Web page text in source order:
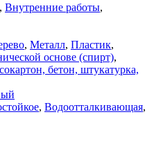
, Внутренние работы,
, Металл, Пластик,
основе (спирт),
бетон, штукатурка,
, Водоотталкивающая,